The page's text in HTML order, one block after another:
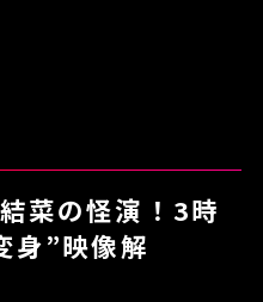
菜の怪演！3時
身”映像解